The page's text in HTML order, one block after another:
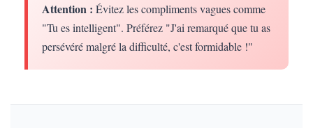
Attention : Évitez les compliments vagues comme
"Tu es intelligent". Préférez "J'ai remarqué que tu as
persévéré malgré la difficulté, c'est formidable !"